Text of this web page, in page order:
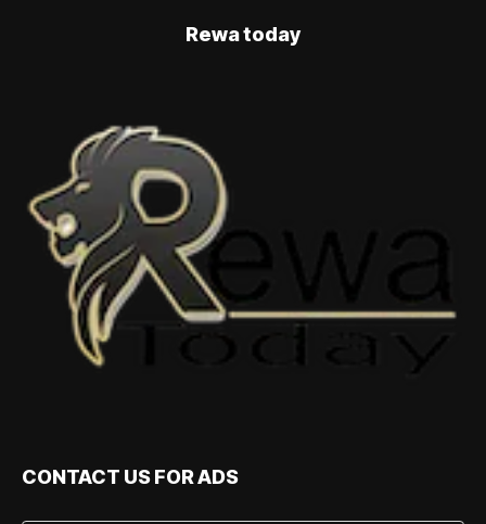
Rewa today
CONTACT US FOR ADS